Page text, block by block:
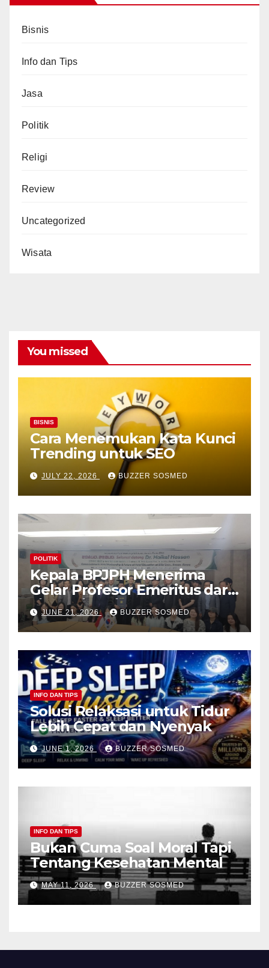
Bisnis
Info dan Tips
Jasa
Politik
Religi
Review
Uncategorized
Wisata
You missed
BISNIS
Cara Menemukan Kata Kunci
Trending untuk SEO
JULY 22, 2026 BUZZER SOSMED
POLITIK
Kepala BPJPH Menerima
Gelar Profesor Emeritus dari
Silla University, Busan Korsel
JUNE 21, 2026 BUZZER SOSMED
INFO DAN TIPS
Solusi Relaksasi untuk Tidur
Lebih Cepat dan Nyenyak
JUNE 1, 2026 BUZZER SOSMED
INFO DAN TIPS
Bukan Cuma Soal Moral Tapi
Tentang Kesehatan Mental
MAY 11, 2026 BUZZER SOSMED